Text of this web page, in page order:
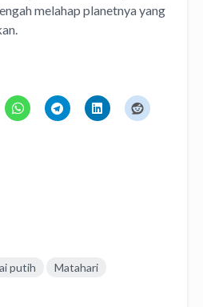
melahap planetnya yang
putih
Matahari